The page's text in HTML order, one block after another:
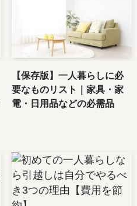
【保存版】一人暮らしに必
要なものリスト｜家具・家
電・日用品などの必需品